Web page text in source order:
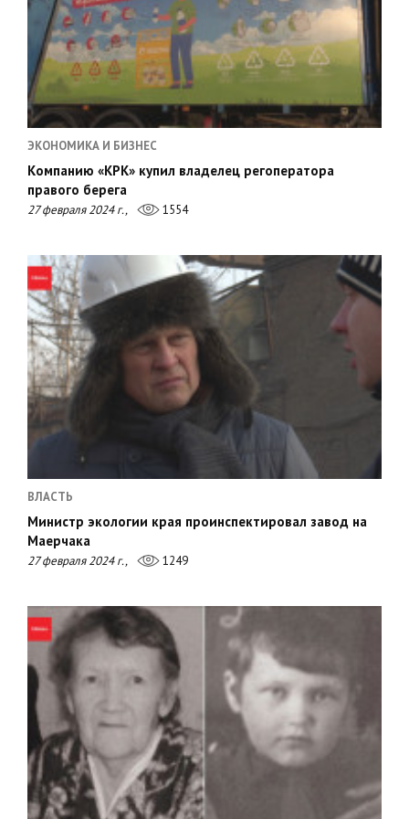
ЭКОНОМИКА И БИЗНЕС
Компанию «КРК» купил владелец регоператора
правого берега
27 февраля 2024 г., 1554
ВЛАСТЬ
Министр экологии края проинспектировал завод на
Маерчака
27 февраля 2024 г., 1249